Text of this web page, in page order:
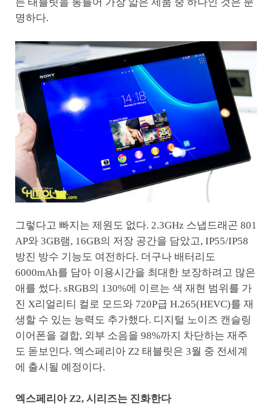
명하다.
그렇다고 빠지는 제원도 없다. 2.3GHz 스냅드래곤 801
AP와 3GB램, 16GB의 저장 공간을 담았고, IP55/IP58
방진 방수 기능도 여전하다. 더구나 배터리도
6000mAh를 담아 이용시간을 최대한 보장하려고 많은
애를 썼다. sRGB의 130%에 이르는 색 재현 범위를 가
진 X리얼리티 컬로 모드와 720P급 H.265(HEVC)를 재
생할 수 있는 능력도 추가했다. 디지털 노이즈 캔슬링
이어폰을 결합, 외부 소음을 98%까지 차단하는 재주
도 돋보인다. 엑스페리아 Z2 태블릿은 3월 중 전세계
에 출시될 예정이다.
엑스페리아 Z2, 시리즈는 진화한다